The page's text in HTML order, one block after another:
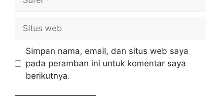
Situs
web
Simpan nama, email, dan situs web saya
pada peramban ini untuk komentar saya
berikutnya.